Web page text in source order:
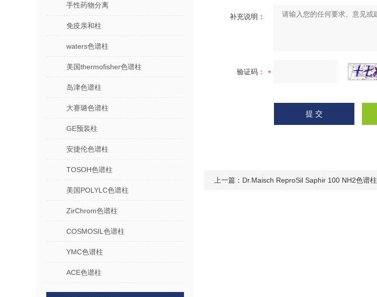
手性药物分离
免疫亲和柱
waters色谱柱
美国thermofisher色谱柱
岛津色谱柱
大赛璐色谱柱
GE预装柱
安捷伦色谱柱
TOSOH色谱柱
美国POLYLC色谱柱
ZirChrom色谱柱
COSMOSIL色谱柱
YMC色谱柱
ACE色谱柱
补充说明：
验证码：
上一篇： Dr.Maisch ReproSil Saphir 100 NH2色谱柱